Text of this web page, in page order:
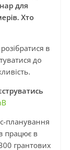
для
Хто
в
до
планування
працює в
грантових